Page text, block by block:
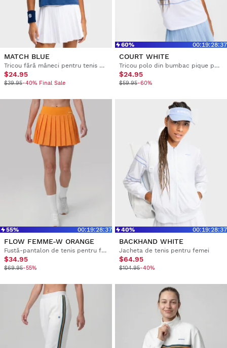
MATCH BLUE
Tricou fără mâneci pentru tenis pentru femei
$24.95
$39.95-40% Final Sale
60% 00:19:28:36
COURT WHITE
Tricou polo din bumbac pique pentru femei
$24.95
$59.95-60%
55% 00:19:28:36
FLOW FEMME-W ORANGE
Fustă-pantalon de tenis pentru femei, cu talie înaltă
$34.95
$69.95-55%
40% 00:19:28:36
BACKHAND WHITE
Jacheta de tenis pentru femei
$64.95
$104.95-40%